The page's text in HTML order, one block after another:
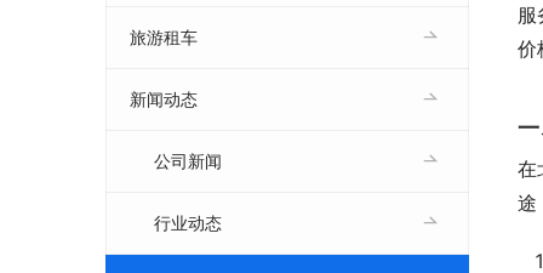
价
在
途
旅游租车
新闻动态
公司新闻
行业动态